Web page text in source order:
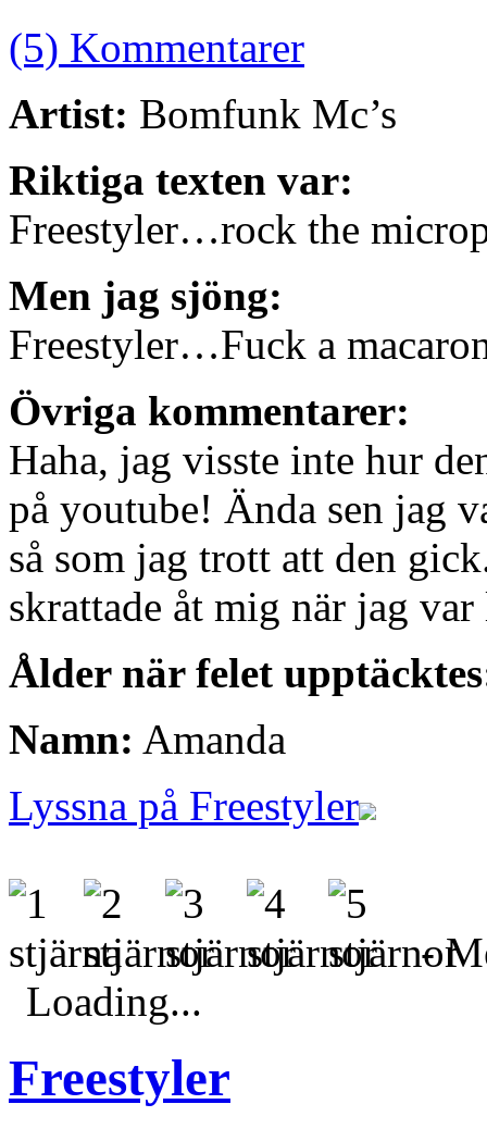
(5) Kommentarer
Artist: Bomfunk Mc’s
Riktiga texten var:
Freestyler…rock the
Men jag sjöng:
Freestyler…Fuck a
Övriga kommentarer:
Haha, jag visste inte hur
på youtube! Ända sen jag
så som jag trott att den
skrattade åt mig när jag
Ålder när felet
Namn: Amanda
Lyssna på Freestyler
-
Loading...
Freestyler